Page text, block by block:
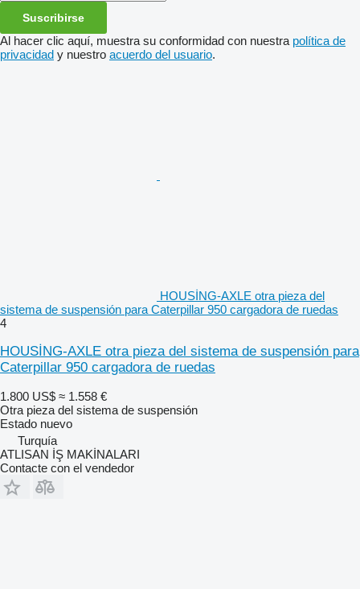
Suscribirse
Al hacer clic aquí, muestra su conformidad con nuestra política de
privacidad y nuestro acuerdo del usuario.
HOUSİNG-AXLE otra pieza del
sistema de suspensión para Caterpillar 950 cargadora de ruedas
4
HOUSİNG-AXLE otra pieza del sistema de suspensión para
Caterpillar 950 cargadora de ruedas
1.800 US$ ≈ 1.558 €
Otra pieza del sistema de suspensión
Estado nuevo
Turquía
ATLISAN İŞ MAKİNALARI
Contacte con el vendedor